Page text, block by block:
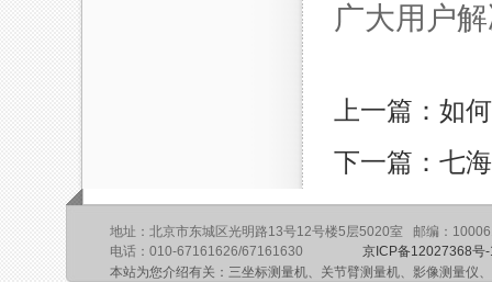
广大用户
上一篇：如
下一篇：七
地址：北京市东城区光明路13号12号楼5层5020室 邮编：
电话：010-67161626/67161630 京ICP备12027368号
本站为您介绍有关：三坐标测量机、关节臂测量机、影像测量仪